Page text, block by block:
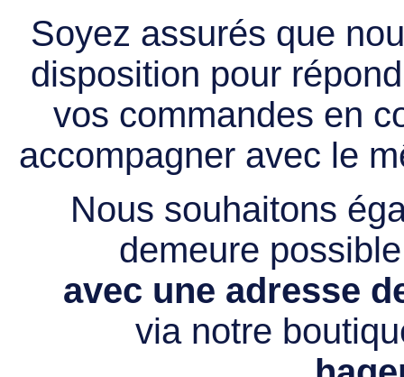
Soyez assurés que
disposition pour
vos commandes en
accompagner avec le
Nous souhaitons
demeure
avec une adresse
via notre